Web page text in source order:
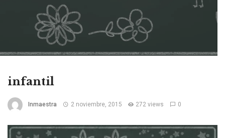
infantil
Inmaestra 2 noviembre, 2015 272 views 0